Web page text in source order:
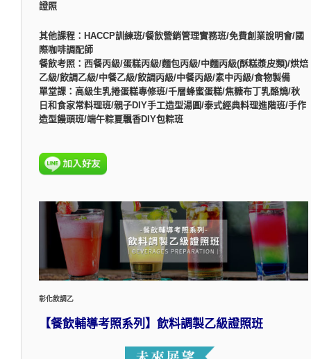
證照
其他課程：HACCP訓練班/餐飲營銷管理實務班/免費創業說明會/國
際咖啡調配師
餐飲考照：西餐丙級/蛋糕丙級/麵包丙級/中麵丙級(酥糕漿皮類)/烘焙
乙級/飲調乙級/中餐乙級/飲調丙級/中餐丙級/素中丙級/食物製備
單堂課：高級生乳捲蛋糕專修班/千層蜂蜜蛋糕/焦糖布丁乳酪燒/秋
日和食家常料理班/親子DIY手工造型湯圓/泰式經典料理進階班/手作
造型饅頭班/端午粽夏飄香DIY包粽班
彰化飲調乙
【餐飲輔導考照系列】飲料調製乙級證照班